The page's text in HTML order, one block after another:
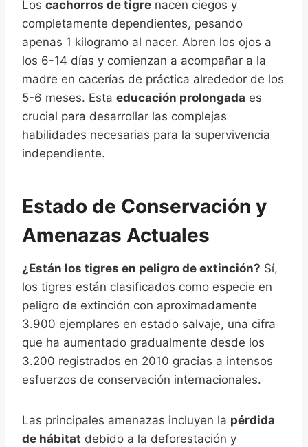
Los cachorros de tigre nacen ciegos y
completamente dependientes, pesando
apenas 1 kilogramo al nacer. Abren los ojos a
los 6-14 días y comienzan a acompañar a la
madre en cacerías de práctica alrededor de los
5-6 meses. Esta educación prolongada es
crucial para desarrollar las complejas
habilidades necesarias para la supervivencia
independiente.
Estado de Conservación y
Amenazas Actuales
¿Están los tigres en peligro de extinción? Sí,
los tigres están clasificados como especie en
peligro de extinción con aproximadamente
3.900 ejemplares en estado salvaje, una cifra
que ha aumentado gradualmente desde los
3.200 registrados en 2010 gracias a intensos
esfuerzos de conservación internacionales.
Las principales amenazas incluyen la pérdida
de hábitat debido a la deforestación y